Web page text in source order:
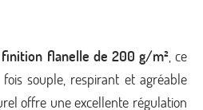
flanelle de 200 g/m², ce
souple, respirant et agréable
offre une excellente régulation